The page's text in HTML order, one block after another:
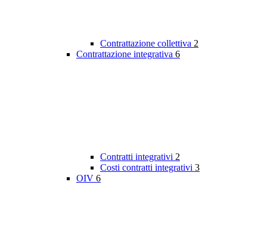
Contrattazione collettiva 2
Contrattazione integrativa 6
Contratti integrativi 2
Costi contratti integrativi 3
OIV 6